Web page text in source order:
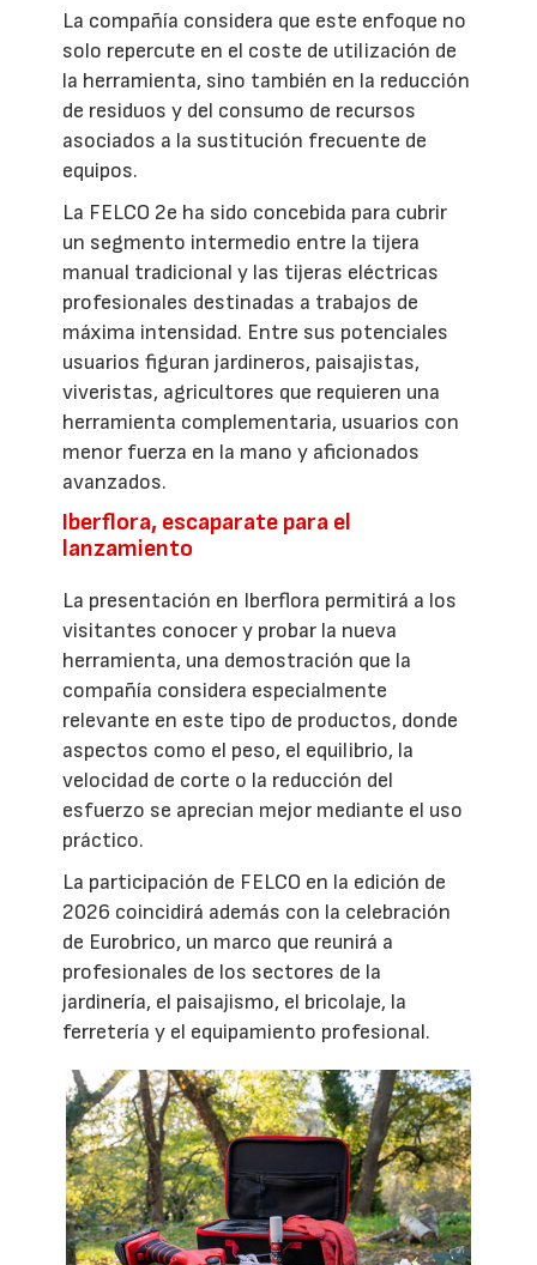
La compañía considera que este enfoque no
solo repercute en el coste de utilización de
la herramienta, sino también en la reducción
de residuos y del consumo de recursos
asociados a la sustitución frecuente de
equipos.
La FELCO 2e ha sido concebida para cubrir
un segmento intermedio entre la tijera
manual tradicional y las tijeras eléctricas
profesionales destinadas a trabajos de
máxima intensidad. Entre sus potenciales
usuarios figuran jardineros, paisajistas,
viveristas, agricultores que requieren una
herramienta complementaria, usuarios con
menor fuerza en la mano y aficionados
avanzados.
Iberflora, escaparate para el
lanzamiento
La presentación en Iberflora permitirá a los
visitantes conocer y probar la nueva
herramienta, una demostración que la
compañía considera especialmente
relevante en este tipo de productos, donde
aspectos como el peso, el equilibrio, la
velocidad de corte o la reducción del
esfuerzo se aprecian mejor mediante el uso
práctico.
La participación de FELCO en la edición de
2026 coincidirá además con la celebración
de Eurobrico, un marco que reunirá a
profesionales de los sectores de la
jardinería, el paisajismo, el bricolaje, la
ferretería y el equipamiento profesional.